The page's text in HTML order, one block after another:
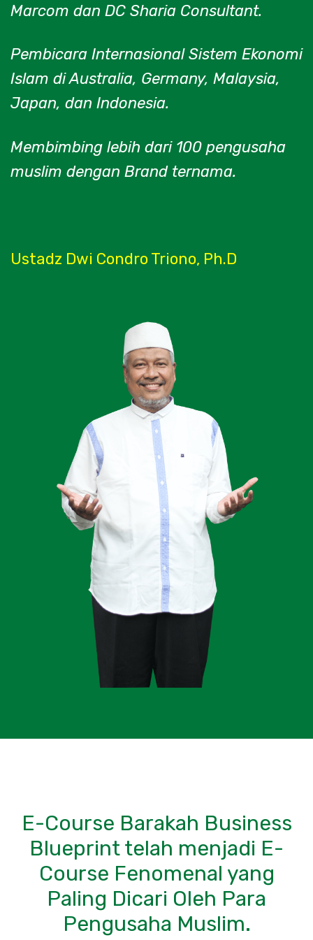
Marcom dan DC Sharia Consultant.
Pembicara Internasional Sistem Ekonomi
Islam di Australia, Germany, Malaysia,
Japan, dan Indonesia.
Membimbing lebih dari 100 pengusaha
muslim dengan Brand ternama.
Ustadz Dwi Condro Triono, Ph.D
E-Course Barakah Business
Blueprint telah menjadi E-
Course Fenomenal yang
Paling Dicari Oleh Para
Pengusaha Muslim.